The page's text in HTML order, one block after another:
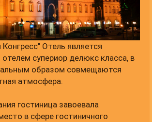
Конгресс" Отель является
супериор делюкс класса, в
образом совмещаются
атмосфера.
гостиница завоевала
в сфере гостиничного